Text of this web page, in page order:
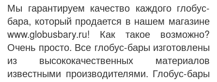
Мы гарантируем качество каждого глобус-
бара, который продается в нашем магазине
www.globusbary.ru! Как такое возможно?
Очень просто. Все глобус-бары изготовлены
из высококачественных материалов
известными производителями. Глобус-бары